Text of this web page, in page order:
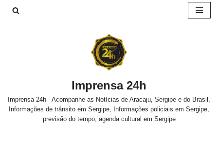
Imprensa 24h
Imprensa 24h - Acompanhe as Notícias de Aracaju, Sergipe e do Brasil,
Informações de trânsito em Sergipe, Informações policiais em Sergipe,
previsão do tempo, agenda cultural em Sergipe